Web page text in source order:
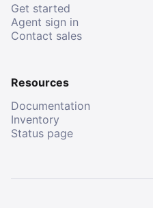
Get started
Agent sign in
Contact sales
Resources
Documentation
Inventory
Status page